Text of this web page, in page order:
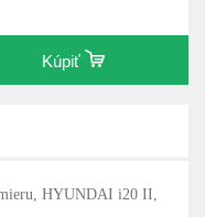
Kúpiť
mieru, HYUNDAI i20 II,